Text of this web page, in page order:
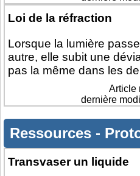
Loi de la réfraction
Lorsque la lumière
autre, elle subit une
pas la même dans les
Article
dernière
Ressources -
Transvaser un liquide